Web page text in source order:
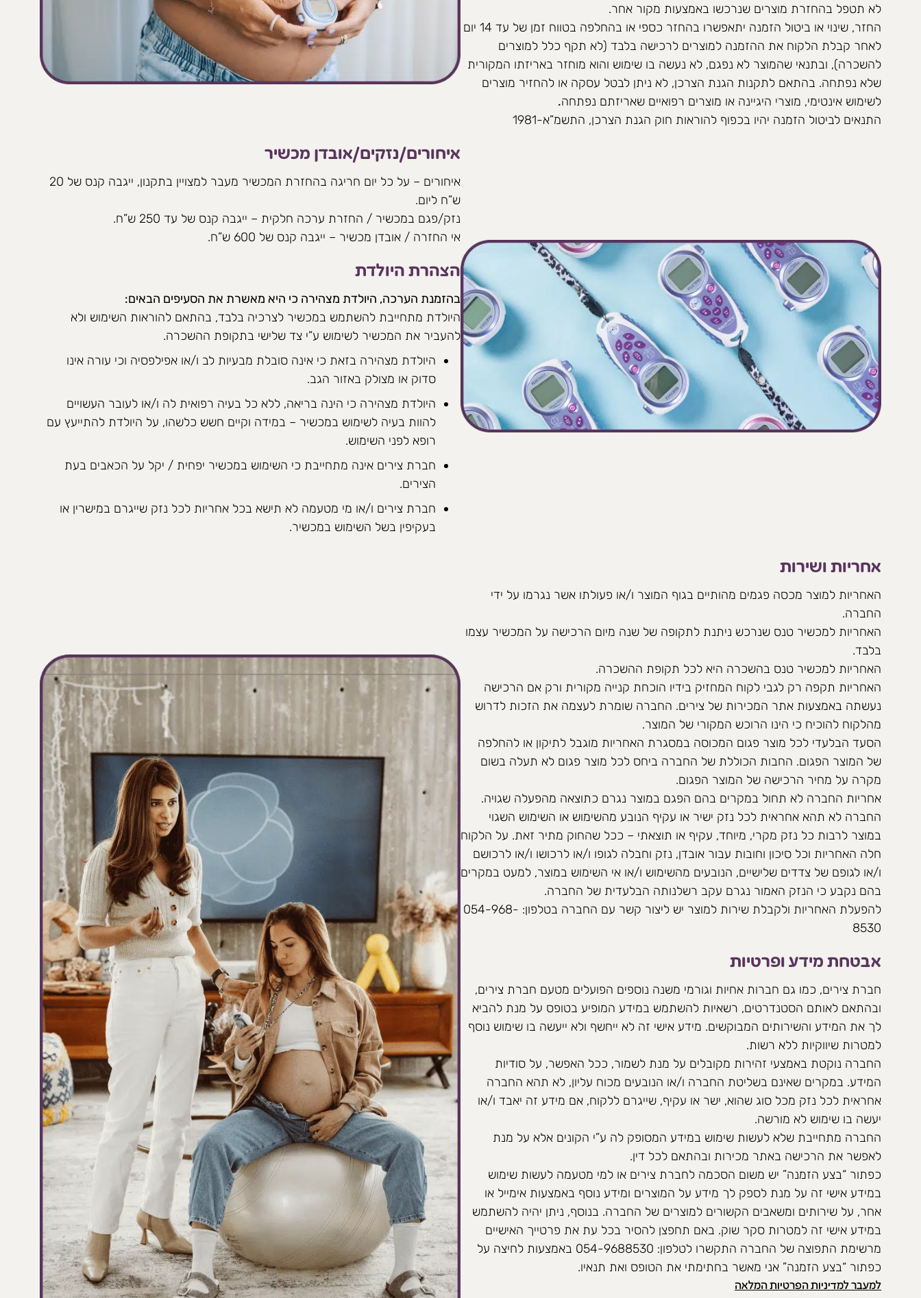
לא תטפל בהחזרת מוצרים שנרכשו באמצעות מקור אחר.
החזר, שינוי או ביטול הזמנה יתאפשרו בהחזר כספי או בהחלפה בטווח זמן של עד 14 יום
לאחר קבלת הלקוח את ההזמנה למוצרים לרכישה בלבד (לא תקף כלל למוצרים
להשכרה), ובתנאי שהמוצר לא נפגם, לא נעשה בו שימוש והוא מוחזר באריזתו המקורית
שלא נפתחה. בהתאם לתקנות הגנת הצרכן, לא ניתן לבטל עסקה או להחזיר מוצרים
לשימוש אינטימי, מוצרי היגיינה או מוצרים רפואיים שאריזתם נפתחה.
התנאים לביטול הזמנה יהיו בכפוף להוראות חוק הגנת הצרכן, התשמ”א-1981
איחורים/נזקים/אובדן מכשיר
איחורים – על כל יום חריגה בהחזרת המכשיר מעבר למצויין בתקנון, ייגבה קנס של 20
ש”ח ליום.
נזק/פגם במכשיר / החזרת ערכה חלקית – ייגבה קנס של עד 250 ש”ח.
אי החזרה / אובדן מכשיר – ייגבה קנס של 600 ש”ח.
הצהרת היולדת
בהזמנת הערכה, היולדת מצהירה כי היא מאשרת את הסעיפים הבאים:
היולדת מתחייבת להשתמש במכשיר לצרכיה בלבד, בהתאם להוראות השימוש ולא
להעביר את המכשיר לשימוש ע”י צד שלישי בתקופת ההשכרה.
היולדת מצהירה בזאת כי אינה סובלת מבעיות לב ו/או אפילפסיה וכי עורה אינו
סדוק או מצולק באזור הגב.
היולדת מצהירה כי הינה בריאה, ללא כל בעיה רפואית לה ו/או לעובר העשויים
להוות בעיה לשימוש במכשיר – במידה וקיים חשש כלשהו, על היולדת להתייעץ עם
רופא לפני השימוש.
חברת צירים אינה מתחייבת כי השימוש במכשיר יפחית / יקל על הכאבים בעת
הצירים.
חברת צירים ו/או מי מטעמה לא תישא בכל אחריות לכל נזק שייגרם במישרין או
בעקיפין בשל השימוש במכשיר.
אחריות ושירות
האחריות למוצר מכסה פגמים מהותיים בגוף המוצר ו/או פעולתו אשר נגרמו על ידי
החברה.
האחריות למכשיר טנס שנרכש ניתנת לתקופה של שנה מיום הרכישה על המכשיר עצמו
בלבד.
האחריות למכשיר טנס בהשכרה היא לכל תקופת ההשכרה.
האחריות תקפה רק לגבי לקוח המחזיק בידיו הוכחת קנייה מקורית ורק אם הרכישה
נעשתה באמצעות אתר המכירות של צירים. החברה שומרת לעצמה את הזכות לדרוש
מהלקוח להוכיח כי הינו הרוכש המקורי של המוצר.
הסעד הבלעדי לכל מוצר פגום המכוסה במסגרת האחריות מוגבל לתיקון או להחלפה
של המוצר הפגום. החבות הכוללת של החברה ביחס לכל מוצר פגום לא תעלה בשום
מקרה על מחיר הרכישה של המוצר הפגום.
אחריות החברה לא תחול במקרים בהם הפגם במוצר נגרם כתוצאה מהפעלה שגויה.
החברה לא תהא אחראית לכל נזק ישיר או עקיף הנובע מהשימוש או השימוש השגוי
במוצר לרבות כל נזק מקרי, מיוחד, עקיף או תוצאתי – ככל שהחוק מתיר זאת. על הלקוח
חלה האחריות וכל סיכון וחובות עבור אובדן, נזק וחבלה לגופו ו/או לרכושו ו/או לרכושם
ו/או לגופם של צדדים שלישיים, הנובעים מהשימוש ו/או אי השימוש במוצר, למעט במקרים
בהם נקבע כי הנזק האמור נגרם עקב רשלנותה הבלעדית של החברה.
להפעלת האחריות ולקבלת שירות למוצר יש ליצור קשר עם החברה בטלפון: 054-968-
8530
אבטחת מידע ופרטיות
חברת צירים, כמו גם חברות אחיות וגורמי משנה נוספים הפועלים מטעם חברת צירים,
ובהתאם לאותם הסטנדרטים, רשאיות להשתמש במידע המופיע בטופס על מנת להביא
לך את המידע והשירותים המבוקשים. מידע אישי זה לא ייחשף ולא ייעשה בו שימוש נוסף
למטרות שיווקיות ללא רשות.
החברה נוקטת באמצעי זהירות מקובלים על מנת לשמור, ככל האפשר, על סודיות
המידע. במקרים שאינם בשליטת החברה ו/או הנובעים מכוח עליון, לא תהא החברה
אחראית לכל נזק מכל סוג שהוא, ישר או עקיף, שייגרם ללקוח, אם מידע זה יאבד ו/או
יעשה בו שימוש לא מורשה.
החברה מתחייבת שלא לעשות שימוש במידע המסופק לה ע”י הקונים אלא על מנת
לאפשר את הרכישה באתר מכירות ובהתאם לכל דין.
כפתור “בצע הזמנה” יש משום הסכמה לחברת צירים או למי מטעמה לעשות שימוש
במידע אישי זה על מנת לספק לך מידע על המוצרים ומידע נוסף באמצעות אימייל או
אחר, על שירותים ומשאבים הקשורים למוצרים של החברה. בנוסף, ניתן יהיה להשתמש
במידע אישי זה למטרות סקר שוק. באם תחפצן להסיר בכל עת את פרטייך האישיים
מרשימת התפוצה של החברה התקשרו לטלפון: 054-9688530 באמצעות לחיצה על
כפתור “בצע הזמנה” אני מאשר בחתימתי את הטופס ואת תנאיו.
למעבר למדיניות הפרטיות המלאה